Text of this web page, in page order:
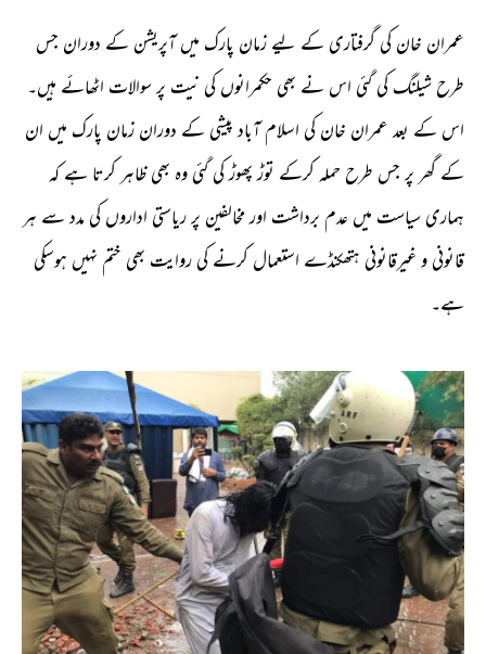
عمران خان کی گرفتاری کے لیے زمان پارک میں آپریشن کے دوران جس
طرح شیلنگ کی گئی اس نے بھی حکمرانوں کی نیت پر سوالات اٹھائے ہیں۔
اس کے بعد عمران خان کی اسلام آباد پیشی کے دوران زمان پارک میں ان
کے گھر پر جس طرح حملہ کرکے توڑ پھوڑ کی گئی وہ بھی ظاہر کرتا ہے کہ
ہماری سیاست میں عدم برداشت اور مخالفین پر ریاستی اداروں کی مدد سے ہر
قانونی و غیرقانونی ہتھکنڈے استعمال کرنے کی روایت بھی ختم نہیں ہوسکی
ہے۔